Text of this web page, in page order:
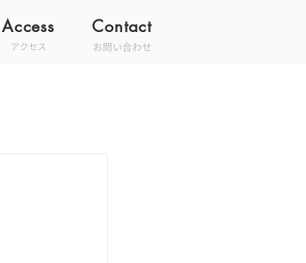
Access Contact
アクセス お問い合わせ